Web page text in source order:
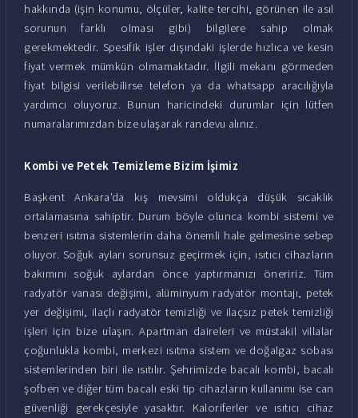
hakkında (işin konumu, ölçüler, kalite tercihi, görünen ile asıl
sorunun farklı olması gibi) bilgilere sahip olmak
gerekmektedir. Spesifik işler dışındaki işlerde hızlıca ve kesin
fiyat vermek mümkün olmamaktadır. İlgili mekanı görmeden
fiyat bilgisi verilebilirse telefon ya da whatsapp aracılığıyla
yardımcı oluyoruz. Bunun haricindeki durumlar için lütfen
numaralarımızdan bize ulaşarak randevu alınız.
Kombi ve Petek Temizleme Bizim İşimiz
Başkent Ankara'da kış mevsimi oldukça düşük sıcaklık
ortalamasına sahiptir. Durum böyle olunca kombi sistemi ve
benzeri ısıtma sistemlerin daha önemli hale gelmesine sebep
oluyor. Soğuk ayları sorunsuz geçirmek için, ısıtıcı cihazların
bakımını soğuk aylardan önce yaptırmanızı öneririz. Tüm
radyatör vanası değişimi, alüminyum radyatör montajı, petek
yer değişimi, ilaçlı radyatör temizliği ve ilaçsız petek temizliği
işleri için bize ulaşın. Apartman daireleri ve müstakil villalar
çoğunlukla kombi, merkezi ısıtma sistem ve doğalgaz sobası
sistemlerinden biri ile ısıtılır. Şehrimizde bacalı kombi, bacalı
şofben ve diğer tüm bacalı eski tip cihazların kullanımı ise can
güvenliği gerekçesiyle yasaktır. Kaloriferler ve ısıtıcı cihaz